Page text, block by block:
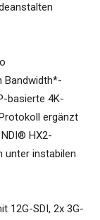
Bandwidth*-
basierte 4K-
ergänzt
HX2-
unter instabilen
12G-SDI, 2x 3G-